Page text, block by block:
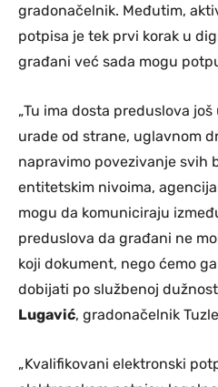
gradonačelnik. Međutim,
potpisa je tek prvi korak u
građani već sada mogu
„Tu ima dosta preduslova
urade od strane, uglavnom
napravimo povezivanje svih
entitetskim nivoima,
mogu da komuniciraju
preduslova da građani ne
koji dokument, nego ćemo
dobijati po službenoj
Lugavić, gradonačelnik
„Kvalifikovani elektronski